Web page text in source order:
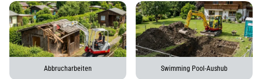
Abbrucharbeiten Swimming Pool-Aushub